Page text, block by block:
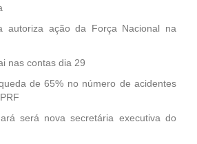
autoriza ação da Força Nacional na
nas contas dia 29
de 65% no número de acidentes
será nova secretária executiva do